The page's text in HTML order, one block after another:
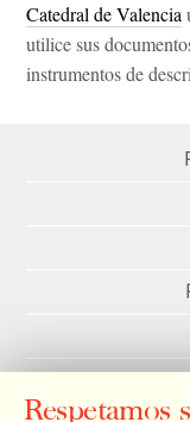
Catedral de Valencia
utilice sus
instrumentos de
Respetamos